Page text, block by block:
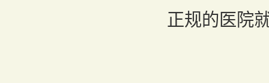
正规的医院